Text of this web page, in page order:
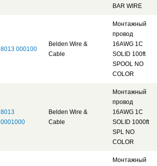
BAR WIRE
8013 000100
Belden Wire &
Cable
Монтажный
провод
16AWG 1C
SOLID 100ft
SPOOL NO
COLOR
8013
0001000
Belden Wire &
Cable
Монтажный
провод
16AWG 1C
SOLID 1000ft
SPL NO
COLOR
Монтажный